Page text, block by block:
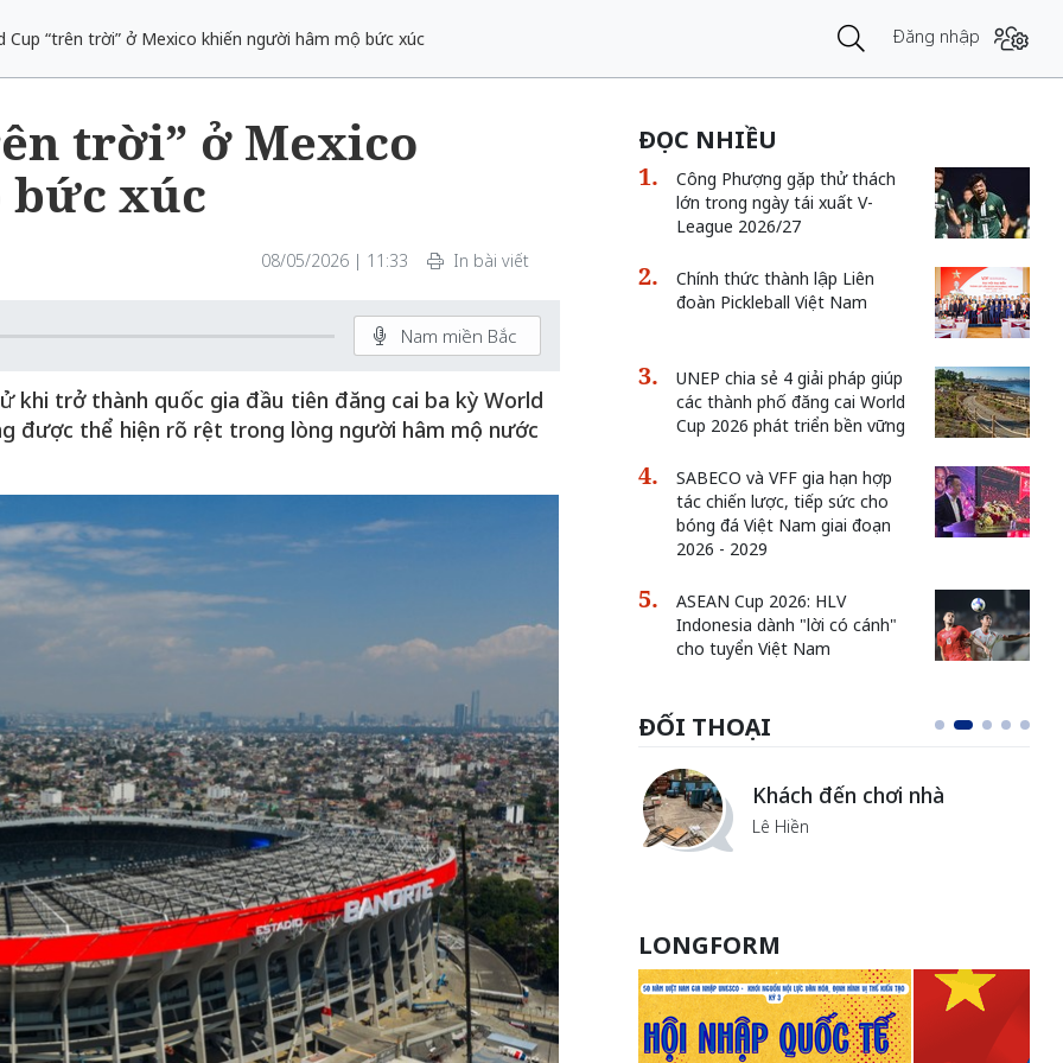
Cup “trên trời” ở Mexico khiến người hâm mộ bức xúc Đăng nhập
trời” ở Mexico
xúc
08/05/2026 | 11:33 In bài viết
Nam miền Bắc
khi trở thành quốc gia đầu tiên đăng cai ba kỳ World
được thể hiện rõ rệt trong lòng người hâm mộ nước
ĐỌC NHIỀU
Công Phượng gặp thử thách
lớn trong ngày tái xuất V-
League 2026/27
Chính thức thành lập Liên
đoàn Pickleball Việt Nam
UNEP chia sẻ 4 giải pháp giúp
các thành phố đăng cai World
Cup 2026 phát triển bền vững
SABECO và VFF gia hạn hợp
tác chiến lược, tiếp sức cho
bóng đá Việt Nam giai đoạn
2026 - 2029
ASEAN Cup 2026: HLV
Indonesia dành "lời có cánh"
cho tuyển Việt Nam
ĐỐI THOẠI
những chiếc
không gian
Khách đến chơi nhà
Lê Hiền
làng ven sông Hồng của Hà
Nội
LONGFORM